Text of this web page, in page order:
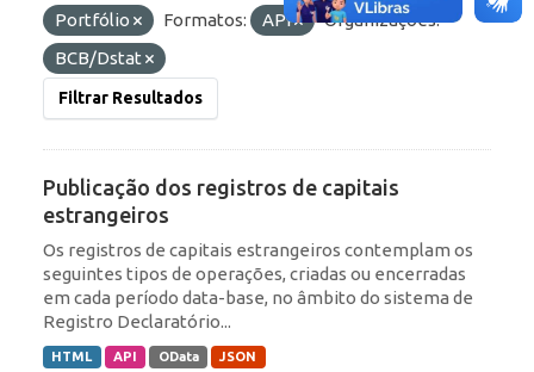
Portfólio
Formatos: API
Organizações:
BCB/Dstat
Filtrar Resultados
Publicação dos registros de capitais
estrangeiros
Os registros de capitais estrangeiros contemplam os
seguintes tipos de operações, criadas ou encerradas
em cada período data-base, no âmbito do sistema de
Registro Declaratório...
HTML API OData JSON